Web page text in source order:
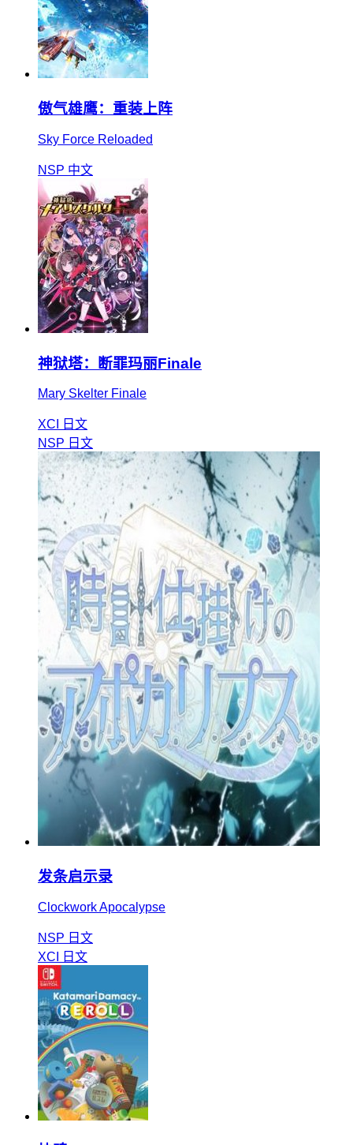
傲气雄鹰：重装上阵
Sky Force Reloaded
NSP 中文
神狱塔：断罪玛丽Finale
Mary Skelter Finale
XCI
日文
NSP 日文
发条启示录
Clockwork Apocalypse
NSP 日文
XCI
日文